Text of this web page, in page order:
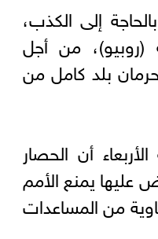
إلى الكذب،
(روبيو)، من أجل
بلد كامل من
أن الحصار
عليها يمنع الأمم
من توزيع 170 حاوية من المساعدات